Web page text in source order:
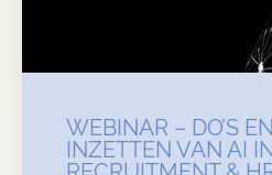
WEBINAR – DO’S
INZETTEN VAN AI